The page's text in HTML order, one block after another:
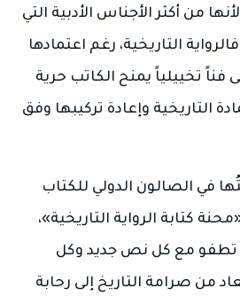
من أكثر الأجناس الأدبية التي
التاريخية، رغم اعتمادها
فناً تخييلياً يمنح الكاتب حرية
التاريخية وإعادة تركيبها وفق
في الصالون الدولي للكتاب
«محنة كتابة الرواية التاريخية»،
تطفو مع كل نص جديد وكل
من صرامة التاريخ إلى رحابة